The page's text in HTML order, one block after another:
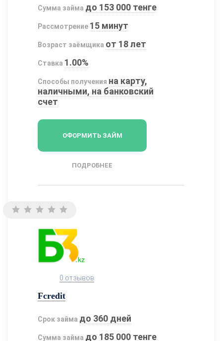
Сумма займа до 153 000 тенге
Рассмотрение 15 минут
Возраст заёмщика от 18 лет
Ставка 1.00%
Способы получения на карту,
наличными, на банковский
счет
ОФОРМИТЬ ЗАЙМ
ПОДРОБНЕЕ
0 отзывов
Fcredit
Срок займа до 360 дней
Сумма займа до 185 000 тенге